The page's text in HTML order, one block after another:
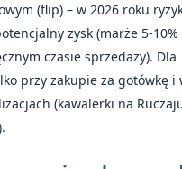
(flip) – w 2026 roku
zysk (marże 5-10%
czasie sprzedaży). Dla
przy zakupie za gotówkę i
(kawalerki na